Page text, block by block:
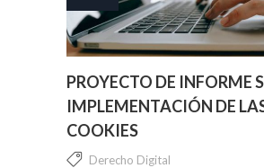
PROYECTO DE INFORME
IMPLEMENTACIÓN DE
COOKIES
Derecho Digital